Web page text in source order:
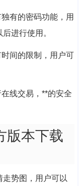
有的密码功能，用
进行使用。
间的限制，用户可
线交易，**的安全
版本下载
势图，用户可以